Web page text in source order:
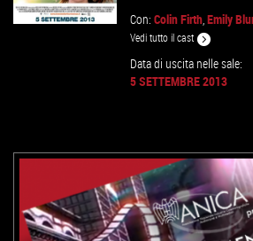
Con:Colin Firth,Emily
Vedi tutto il cast
Data di uscita nelle sale:
5 SETTEMBRE 2013